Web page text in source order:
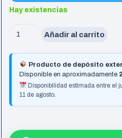
Hay existencias
Motherboard
(Am5)
Rog
Strix
B850-
Añadir al carrito
Producto de depósito
Disponible en aproximadamente
Disponibilidad estimada entre el
11 de agosto.